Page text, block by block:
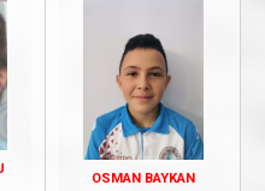
OSMAN BAYKAN